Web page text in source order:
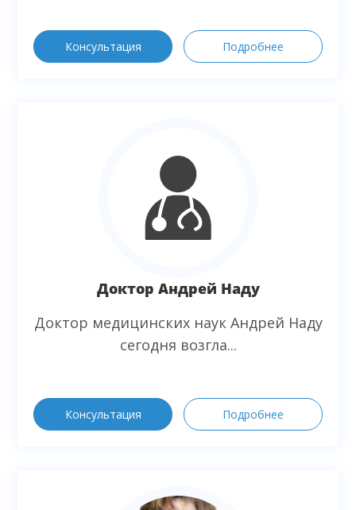
Консультация Подробнее
Доктор Андрей Наду
Доктор медицинских наук Андрей Наду
сегодня возгла...
Консультация Подробнее